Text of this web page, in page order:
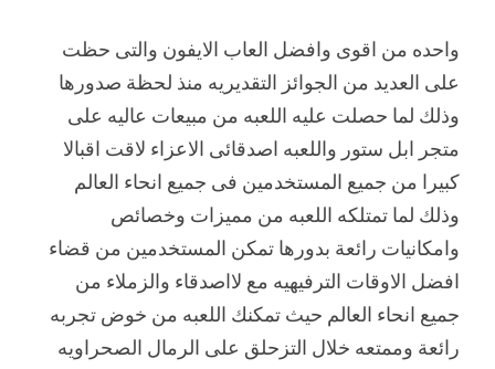
واحده من اقوى وافضل العاب الايفون والتى حظت
على العديد من الجوائز التقديريه منذ لحظة صدورها
وذلك لما حصلت عليه اللعبه من مبيعات عاليه على
متجر ابل ستور واللعبه اصدقائى الاعزاء لاقت اقبالا
كبيرا من جميع المستخدمين فى جميع انحاء العالم
وذلك لما تمتلكه اللعبه من مميزات وخصائص
وامكانيات رائعة بدورها تمكن المستخدمين من قضاء
افضل الاوقات الترفيهيه مع لااصدقاء والزملاء من
جميع انحاء العالم حيث تمكنك اللعبه من خوض تجربه
رائعة وممتعه خلال التزحلق على الرمال الصحراويه